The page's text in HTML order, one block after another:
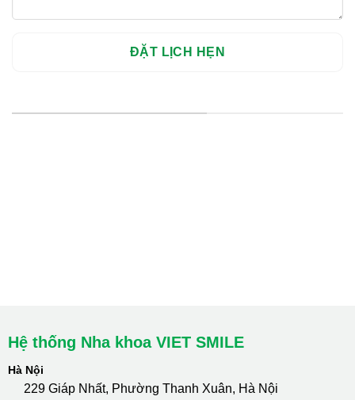
Hệ thống Nha khoa VIET SMILE
Hà Nội
229 Giáp Nhất, Phường Thanh Xuân, Hà Nội